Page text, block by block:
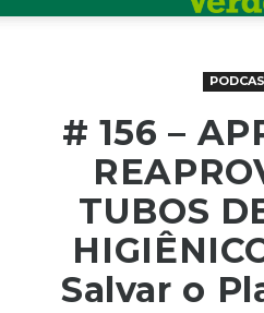
# 156 –
TUBOS
Salvar o